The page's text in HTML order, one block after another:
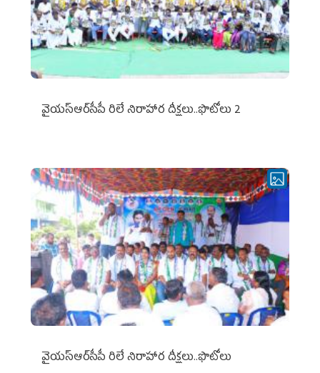
వైయ‌స్ఆర్‌సీపీ రిలే నిరాహార దీక్షలు..ఫొటోలు 2
వైయ‌స్ఆర్‌సీపీ రిలే నిరాహార దీక్షలు..ఫొటోలు